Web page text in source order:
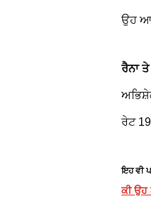
ਉਹ
ਰੈਨਾ
ਰੇਟ
ਇਹ ਵੀ
ਕੀ ਉਹ